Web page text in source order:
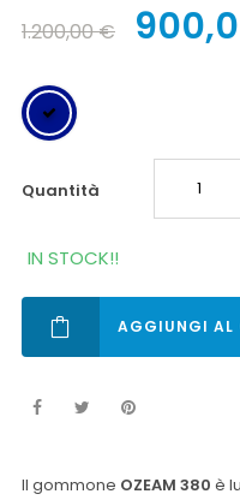
1.200,00 €
quantità
IN STOCK!!
AGGIUNGI AL
Il gommone OZEAM 380 è